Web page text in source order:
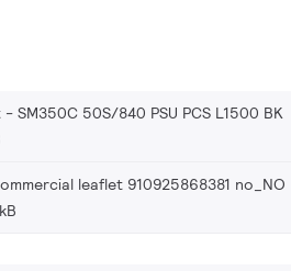
SM350C 50S/840 PSU PCS L1500 BK
leaflet 910925868381 no_NO